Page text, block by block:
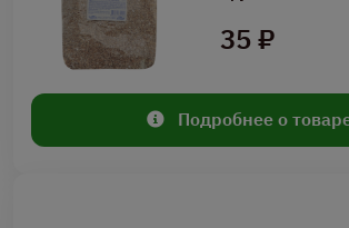
35 ₽
Подробнее о